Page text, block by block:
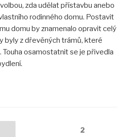
zda udělat přístavbu anebo
rodinného domu. Postavit
domu by znamenalo opravit celý
byly z dřevěných trámů, které
osamostatnit se je přivedla
2